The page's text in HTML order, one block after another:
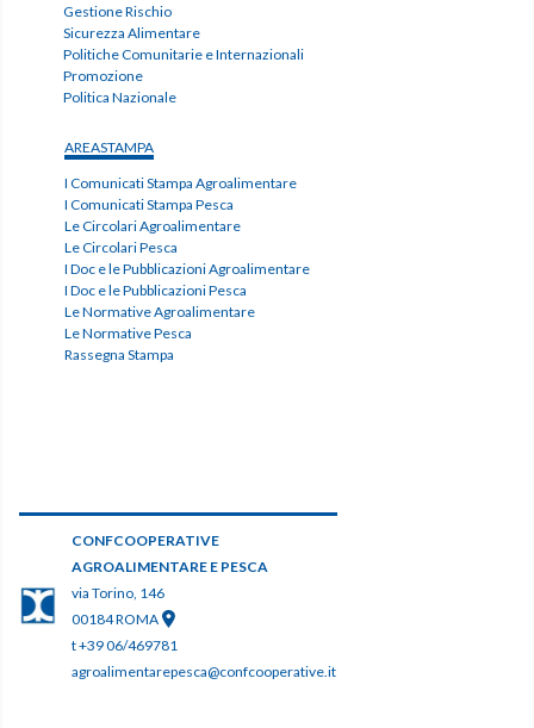
CONFCOOPERATIVE
AGROALIMENTARE E PESCA
via Torino, 146
00184 ROMA
t +39 06/469781
agroalimentarepesca@confcooperative.it
Gestione Rischio
Sicurezza Alimentare
Politiche Comunitarie e Internazionali
Promozione
Politica Nazionale
AREASTAMPA
I Comunicati Stampa Agroalimentare
I Comunicati Stampa Pesca
Le Circolari Agroalimentare
Le Circolari Pesca
I Doc e le Pubblicazioni Agroalimentare
I Doc e le Pubblicazioni Pesca
Le Normative Agroalimentare
Le Normative Pesca
Rassegna Stampa